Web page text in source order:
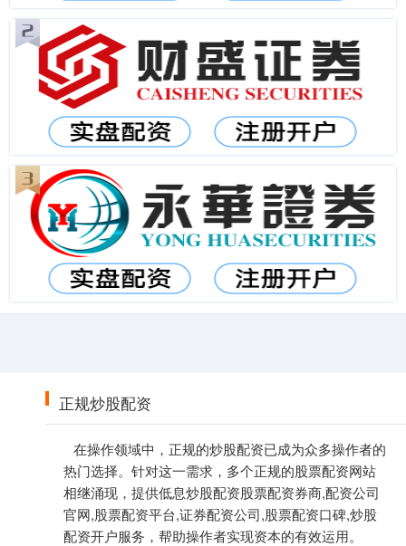
正规炒股配资
在操作领域中，正规的炒股配资已成为众多操作者的
热门选择。针对这一需求，多个正规的股票配资网站
相继涌现，提供低息炒股配资股票配资券商,配资公司
官网,股票配资平台,证券配资公司,股票配资口碑,炒股
配资开户服务，帮助操作者实现资本的有效运用。